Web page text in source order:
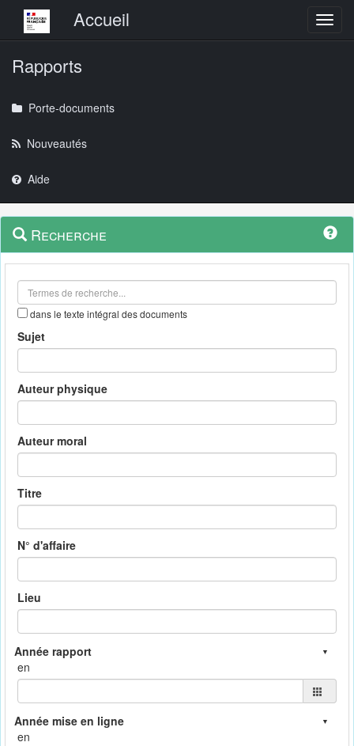
Menu principalAccueil
Rapports
Porte-documents
Nouveautés
Aide
Navigation
outils
Menu
contextuel
Recherche
dans le texte intégral des documents
Sujet
Auteur physique
Auteur moral
Titre
N° d'affaire
Lieu
en
en